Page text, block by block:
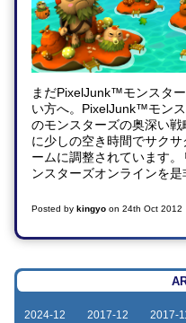
まだPixelJunk™モンスタ
い方へ。PixelJunk™モン
のモンスターズの奥深い
に少しの空き時間でサク
ームに調整されています
ンスターズオンラインを是
Posted bykingyo on24th Oct 2012
2024-12 2017-12 2017-